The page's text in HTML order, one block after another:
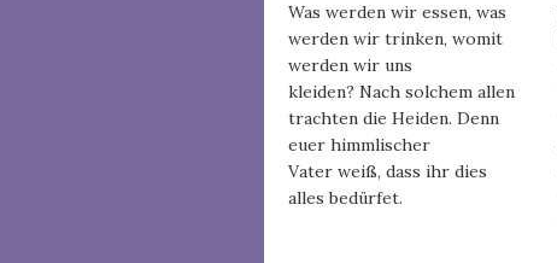
Was werden wir essen, was
werden wir trinken, womit
werden wir uns
kleiden? Nach solchem allen
trachten die Heiden. Denn
euer himmlischer
Vater weiß, dass ihr dies
alles bedürfet.